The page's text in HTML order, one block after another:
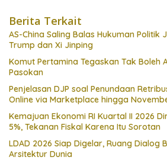
Berita Terkait
AS-China Saling Balas Hukuman Politik
Trump dan Xi Jinping
Komut Pertamina Tegaskan Tak Boleh
Pasokan
Penjelasan DJP soal Penundaan
Online via Marketplace hingga
Kemajuan Ekonomi RI Kuartal II 2026
5%, Tekanan Fiskal Karena Itu Sorotan
LDAD 2026 Siap Digelar, Ruang Dialog
Arsitektur Dunia